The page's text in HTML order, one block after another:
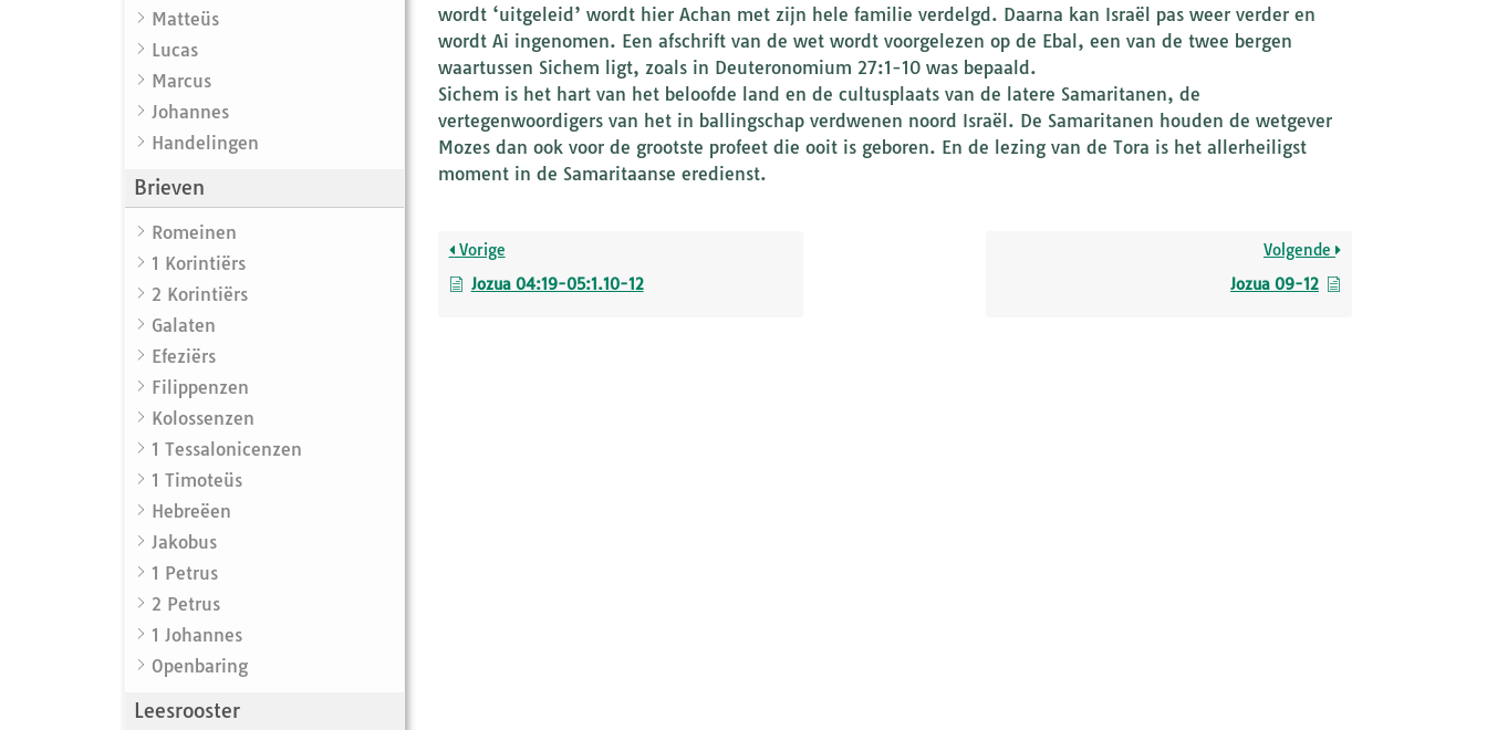
Matteüs
Lucas
Marcus
Johannes
Handelingen
Brieven
Romeinen
1 Korintiërs
2 Korintiërs
Galaten
Efeziërs
Filippenzen
Kolossenzen
1 Tessalonicenzen
1 Timoteüs
Hebreëen
Jakobus
1 Petrus
2 Petrus
1 Johannes
Openbaring
Leesrooster
wordt ‘uitgeleid’ wordt hier Achan met zijn hele familie verdelgd. Daarna kan Israël pas weer verder en
wordt Ai ingenomen. Een afschrift van de wet wordt voorgelezen op de Ebal, een van de twee bergen
waartussen Sichem ligt, zoals in Deuteronomium 27:1-10 was bepaald.
Sichem is het hart van het beloofde land en de cultusplaats van de latere Samaritanen, de
vertegenwoordigers van het in ballingschap verdwenen noord Israël. De Samaritanen houden de wetgever
Mozes dan ook voor de grootste profeet die ooit is geboren. En de lezing van de Tora is het allerheiligst
moment in de Samaritaanse eredienst.
Vorige
Jozua 04:19-05:1.10-12
Volgende
Jozua 09-12